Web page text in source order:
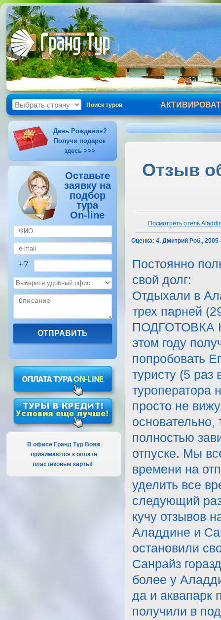
Поиск туров
День Рождения?
Получи подарок
здесь >>>
Оставьте
заявку на
подбор
тура
On-line
+7
В офисе Гранд Тур Вояж
принимаются к оплате
пластиковые карты!
Отзыв
Посмотреть отель
Оценка: 4, Дмитрий Роб.,
Постоянно
свой долг:
Отдыхали в
трех парней
ПОДГОТОВКА
этом году
попробовать
туристу (5
туроператора
просто не
основательно,
полностью
отпуске. Мы
времени на
уделить все
следующий
кучу отзывов
Аладдине и
остановили
Санрайз
более у
да и аквапарк
получили в